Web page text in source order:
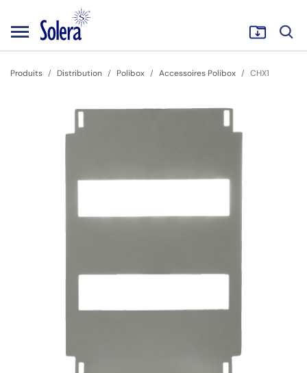
Produits Distribution Polibox Accessoires Polibox CHX1